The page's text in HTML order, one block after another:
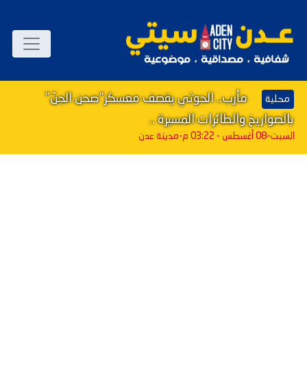
محلية
مأرب.. الحوثي يقصف معسكر"صحن الجنّ"
بالصواريخ والطائرات المسيرة ..
السبت-08 أغسطس - 03:22 م -مدينة عدن